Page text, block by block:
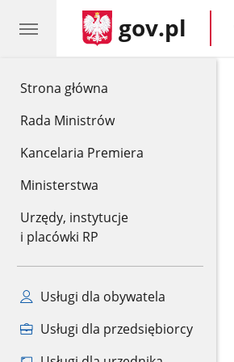
Strona główna
Rada Ministrów
Kancelaria Premiera
Ministerstwa
Urzędy, instytucje
i placówki RP
Usługi dla obywatela
Usługi dla przedsiębiorcy
gov.pl